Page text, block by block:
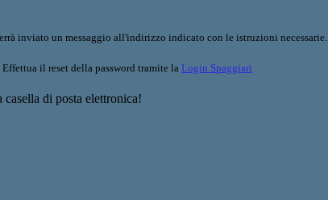
inviato un messaggio all'indirizzo indicato con le istruzioni necessarie.
il reset della password tramite la Login Spaggiari
di posta elettronica!